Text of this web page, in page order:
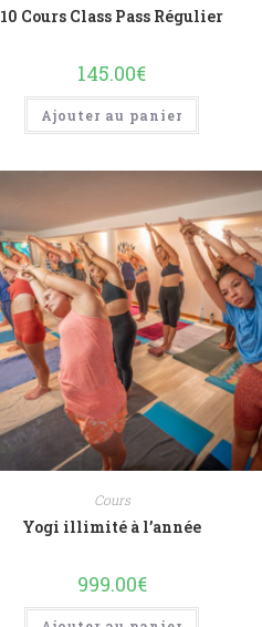
10 Cours Class Pass Régulier
145.00€
Ajouter au panier
Cours
Yogi illimité à l’année
999.00€